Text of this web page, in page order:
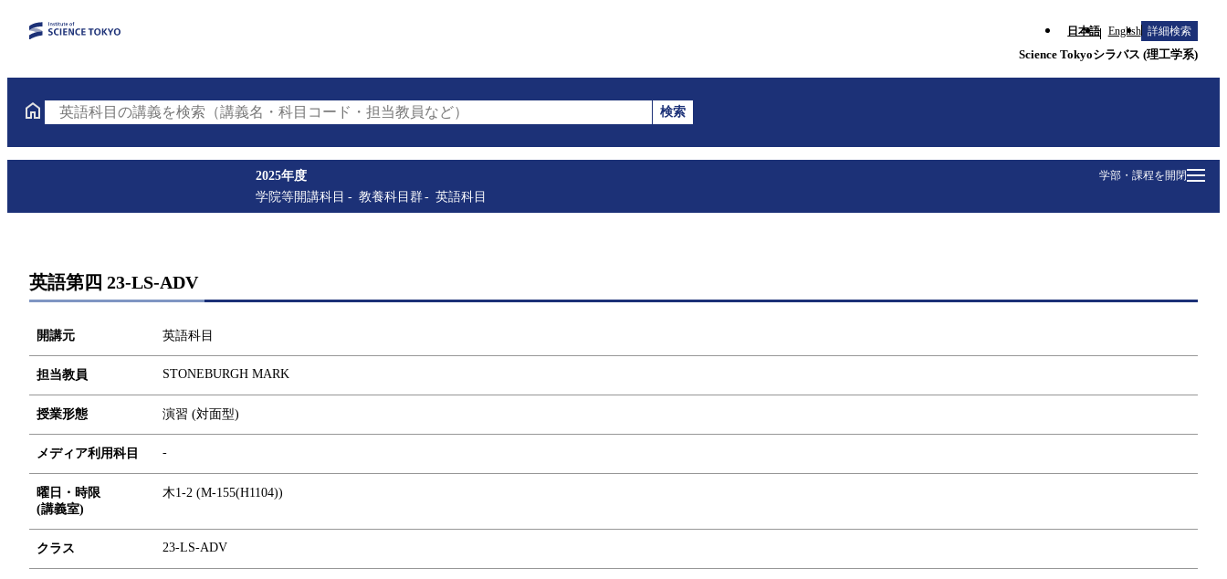
日本語 English 詳細検索
Science Tokyoシラバス (理工学系)
英語科目の講義を検索（講義名・科目コード・担当教員など）
検索
学部・課程を開閉
2025年度
学院等開講科目
教養科目群 英語科目
英語第四 23-LS-ADV
開講元 英語科目
担当教員 STONEBURGH MARK
授業形態 演習 (対面型)
メディア利用科目 -
曜日・時限
(講義室)
木1-2 (M-155(H1104))
クラス 23-LS-ADV